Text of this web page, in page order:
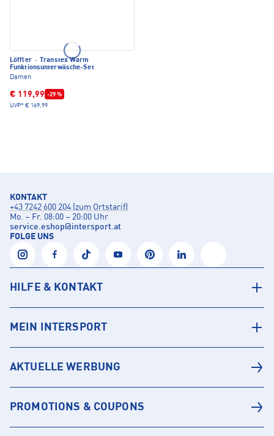
Löffler ·
Transtex Warm
Funktionsunterwäsche-Set
Damen
€ 119,99 -29 %
UVP* € 169,99
KONTAKT
+43 7242 600 204 (zum Ortstarif)
Mo. – Fr. 08:00 – 20:00 Uhr
service.eshop@intersport.at
FOLGE UNS
HILFE & KONTAKT
MEIN INTERSPORT
AKTUELLE WERBUNG
PROMOTIONS & COUPONS